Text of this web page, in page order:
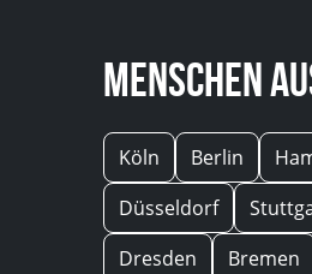
Menschen
Köln Berlin
Düsseldorf
Dresden
Bremen